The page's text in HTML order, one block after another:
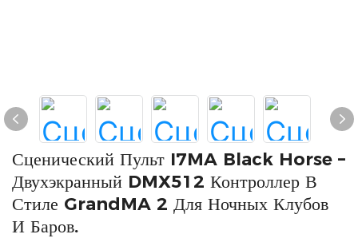
Сценический Пульт I7MA Black Horse –
Двухэкранный DMX512 Контроллер В
Стиле GrandMA 2 Для Ночных Клубов
И Баров.